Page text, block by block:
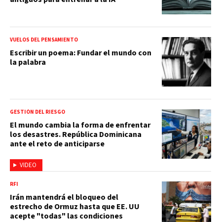
VUELOS DEL PENSAMIENTO
Escribir un poema: Fundar el mundo con
la palabra
VIDEO
GESTIÓN DEL RIESGO
El mundo cambia la forma de enfrentar
los desastres. República Dominicana
ante el reto de anticiparse
RFI
Irán mantendrá el bloqueo del
estrecho de Ormuz hasta que EE. UU
acepte "todas" las condiciones